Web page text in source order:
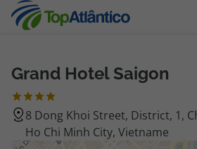
Destinos
Voos
Grand Hotel Saigon
8 Dong Khoi Street, District, 1,
Ho Chi Minh City, Vietname